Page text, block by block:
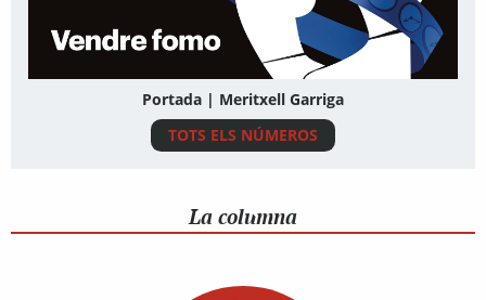
Portada | Meritxell Garriga
TOTS ELS NÚMEROS
La columna